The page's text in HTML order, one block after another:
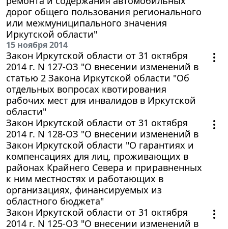
дорог общего пользования регионального
или межмуниципального значения
Иркутской области"
15 ноября 2014
Закон Иркутской области от 31 октября
2014 г. N 127-ОЗ "О внесении изменений в
статью 2 Закона Иркутской области "Об
отдельных вопросах квотирования
рабочих мест для инвалидов в Иркутской
области"
Закон Иркутской области от 31 октября
2014 г. N 128-ОЗ "О внесении изменений в
Закон Иркутской области "О гарантиях и
компенсациях для лиц, проживающих в
районах Крайнего Севера и приравненных
к ним местностях и работающих в
организациях, финансируемых из
областного бюджета"
Закон Иркутской области от 31 октября
2014 г. N 125-ОЗ "О внесении изменений в